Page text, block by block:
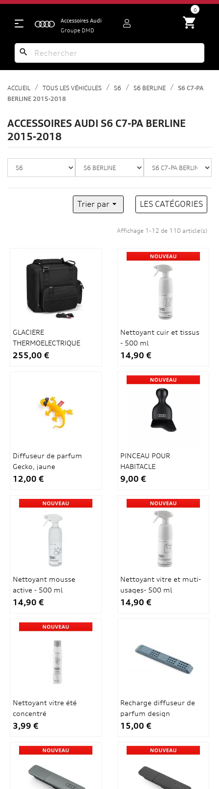
shopping_cart
0
Accessoires Audi
Groupe DMD
search
ACCUEIL TOUS LES VÉHICULES S6 S6 BERLINE
S6 C7-PA
BERLINE 2015-2018
ACCESSOIRES AUDI S6 C7-PA BERLINE
2015-2018
Trier par  LES CATÉGORIES
Affichage 1-12 de 110 article(s)
GLACIERE
THERMOELECTRIQUE
14L
255,00 €
Nettoyant cuir et tissus
- 500 ml
14,90 €
Diffuseur de parfum
Gecko, jaune
12,00 €
PINCEAU POUR
HABITACLE
9,00 €
Nettoyant mousse
active - 500 ml
14,90 €
Nettoyant vitre et muti-
usages- 500 ml
14,90 €
Nettoyant vitre été
concentré
3,99 €
Recharge diffuseur de
parfum design
15,00 €